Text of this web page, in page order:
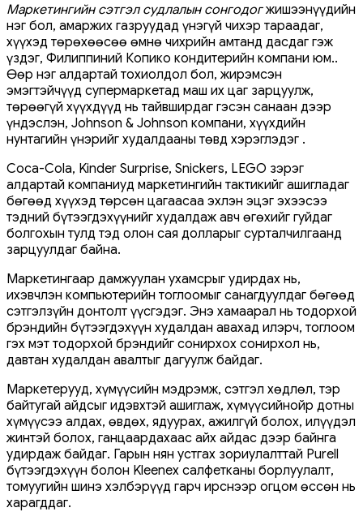
Маркетингийн сэтгэл судлалын сонгодогжишээнүүдийн
нэг бол, амаржих газруудад үнэгүй чихэр тараадаг,
хүүхэд төрөхөөсөө өмнө чихрийн амтанд дасдаг гэж
үздэг, Филиппиний Копико кондитерийн компани юм..
Өөр нэг алдартай тохиолдол бол, жирэмсэн
эмэгтэйчүүд супермаркетад маш их цаг зарцуулж,
төрөөгүй хүүхдүүд нь тайвширдаг гэсэн санаан дээр
үндэслэн, Johnson & Johnson компани, хүүхдийн
нунтагийн үнэрийг худалдааны төвд хэрэглэдэг .
Coca-Cola, Kinder Surprise, Snickers, LEGO зэрэг
алдартай компаниуд маркетингийн тактикийг ашигладаг
бөгөөд хүүхэд төрсөн цагаасаа эхлэн эцэг эхээсээ
тэдний бүтээгдэхүүнийг худалдаж авч өгөхийг гуйдаг
болгохын тулд тэд олон сая долларыг сурталчилгаанд
зарцуулдаг байна.
Маркетингаар дамжуулан ухамсрыг удирдах нь,
ихэвчлэн компьютерийн тоглоомыг санагдуулдаг бөгөөд
сэтгэлзүйн донтолт үүсгэдэг. Энэ хамаарал нь тодорхой
брэндийн бүтээгдэхүүн худалдан авахад илэрч, тоглоом
гэх мэт тодорхой брэндийг сонирхох сонирхол нь,
давтан худалдан авалтыг дагуулж байдаг.
Маркетерууд, хүмүүсийн мэдрэмж, сэтгэл хөдлөл, тэр
байтугай айдсыг идэвхтэй ашиглаж, хүмүүсийнойр дотны
хүмүүсээ алдах, өвдөх, ядуурах, ажилгүй болох, илүүдэл
жинтэй болох, ганцаардахаас айх айдас дээр байнга
удирдаж байдаг. Гарын нян устгах зориулалттай Purell
бүтээгдэхүүн болон Kleenex салфетканы борлуулалт,
томуугийн шинэ хэлбэрүүд гарч ирснээр огцом өссөн нь
харагддаг.